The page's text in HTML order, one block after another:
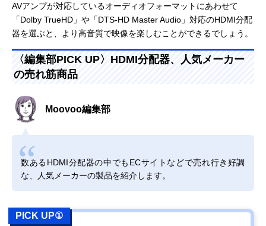
AVアンプが対応しているオーディオフォーマットにあわせて
「Dolby TrueHD」や「DTS-HD Master Audio」対応のHDMI分配
器を選ぶと、より高音質で映像を楽しむことができるでしょう。
〈編集部PICK UP〉HDMI分配器、人気メーカー
の売れ筋商品
Moovoo編集部
数あるHDMI分配器の中でもECサイトなどで売れ行き好調
な、人気メーカーの製品を紹介します。
PICK UP①